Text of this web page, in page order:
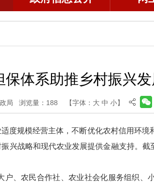
体系助推乡村振兴发
局 浏览量： 188 【字体： 大 中 小】
度规模经营主体，不断优化农村信用环境
兴战略和现代农业发展提供金融支持。
、农民合作社、农业社会化服务组织、